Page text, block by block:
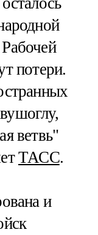
потери.
ветвь"
ТАСС.
и